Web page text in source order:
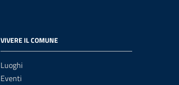
VIVERE IL COMUNE
Luoghi
Eventi